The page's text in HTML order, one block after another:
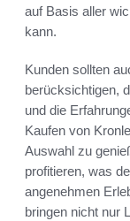
auf Basis aller
kann.
Kunden sollten
berücksichtigen,
und die
Kaufen von
Auswahl zu
profitieren, was
angenehmen
bringen nicht nur